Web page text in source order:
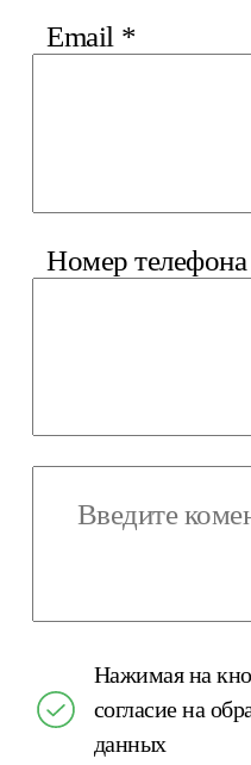
Email *
Номер телефона
Нажимая на
согласие на
данных